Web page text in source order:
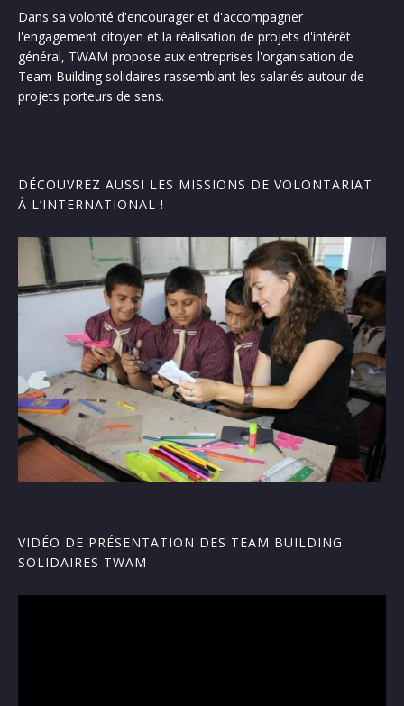
Dans sa volonté d'encourager et d'accompagner
l'engagement citoyen et la réalisation de projets d'intérêt
général, TWAM propose aux entreprises l'organisation de
Team Building solidaires rassemblant les salariés autour de
projets porteurs de sens.
DÉCOUVREZ AUSSI LES MISSIONS DE VOLONTARIAT
À L’INTERNATIONAL !
VIDÉO DE PRÉSENTATION DES TEAM BUILDING
SOLIDAIRES TWAM